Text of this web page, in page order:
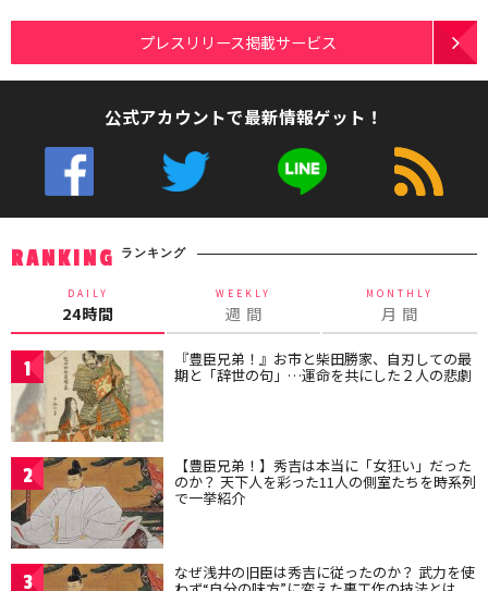
プレスリリース掲載サービス
公式アカウントで最新情報ゲット！
RANKING ランキング
DAILY
24時間
WEEKLY
週 間
MONTHLY
月 間
1 『豊臣兄弟！』お市と柴田勝家、自刃しての最
期と「辞世の句」…運命を共にした２人の悲劇
2 【豊臣兄弟！】秀吉は本当に「女狂い」だった
のか？ 天下人を彩った11人の側室たちを時系列
で一挙紹介
3 なぜ浅井の旧臣は秀吉に従ったのか？ 武力を使